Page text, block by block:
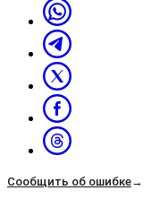
Сообщить об ошибке→